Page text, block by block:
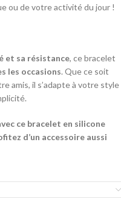
ou de votre activité du jour !
et sa résistance, ce bracelet
les occasions. Que ce soit
amis, il s’adapte à votre style
ce bracelet en silicone
d’un accessoire aussi